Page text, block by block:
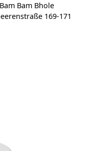
Bam Bam Bhole
169-171